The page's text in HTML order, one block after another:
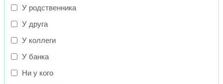
У родственника
У друга
У коллеги
У банка
Ни у кого